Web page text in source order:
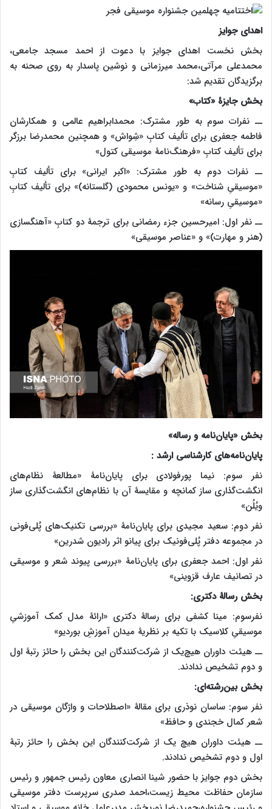
اهدای جوایز
بخش نخست اهدای جوایز با دعوت از احمد مسجد جامعی،
محمدعلی مرآتی،محمد میرزمانی و نوشین پاسدار به روی صحنه به
برگزیدگان تقدیم شد:
بخش جایزۀ «کتاب»
ــ نفرات سوم به طور مشترک: محمدابراهیم عالمی و همکارشان
فاطمه جعفری برای تألیف کتابِ «شِواش» و همچنین محمدرضا برزگر
برای تألیف کتابِ «فرهنگ‌نامۀ موسیقی کتول»
ــ نفرات دوم به طور مشترک: «اکبر ایرانی» برای تألیف کتابِ
«موسیقیِ شناخت» و «یونس محمودی (گلستانه)» برای تألیف کتابِ
«موسیقیِ رسانه»
ــ نفر اول: امیرحسین جزء رمضانی برای ترجمۀ دو کتابِ «آهنگسازی
(هنر و مهارت)» و «عناصر موسیقی»
بخش «پایان‌نامه و رساله»
پایان‌نامه‌های کارشناسی ارشد :
نفر سوم: نیما پورفولادی برای پایان‌نامۀ «مطالعۀ نظام‌های
انگشت‌گذاری ساز کمانچه و مقایسۀ آن با نظام‌های انگشت‌گذاری ساز
ویُلُن»
نفر دوم: سعید مجیدی برای پایان‌نامۀ «بررسی تکنیک‌های پُلی‌فونی
در مجموعه دفتر پُلی‌فونیک برای پیانو اثر رادیون شدرین»
نفر اول: احمد جعفری برای پایان‌نامۀ «بررسی پیوند شعر و موسیقی
در تصانیف عارف قزوینی»
بخش رسالۀ دکتری:
نفرسوم: مینا کشفی برای رسالۀ دکتری «ارائۀ مدل کمک آموزشیِ
موسیقیِ کلاسیک با تکیه بر نظریۀ میدان آموزشِ بوردیو»
ــ هیئت داوران هیچ‌یک از شرکت‌کنندگان این بخش را حائز رتبۀ اول
و دوم تشخیص ندادند.
بخش بین‌رشته‌ای:
نفر سوم: ساسان نوذری برای مقالۀ «اصطلاحات و واژگان موسیقی در
شعر کمال خجندی و حافظ»
ــ هیئت داوران هیچ‌ یک از شرکت‌کنندگان این بخش را حائز رتبۀ
اول و دوم تشخیص ندادند.
بخش دوم جوایز با حضور شینا انصاری معاون رئیس جمهور و رئیس
سازمان حفاظت محیط زیست،احمد صدری سرپرست دفتر موسیقی